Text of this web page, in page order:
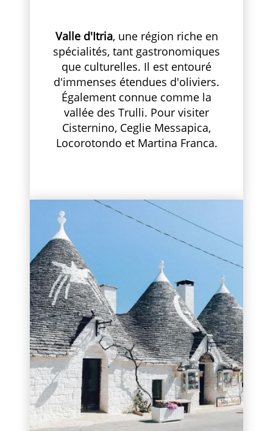
Valle d'Itria, une région riche en
spécialités, tant gastronomiques
que culturelles. Il est entouré
d'immenses étendues d'oliviers.
Également connue comme la
vallée des Trulli. Pour visiter
Cisternino, Ceglie Messapica,
Locorotondo et Martina Franca.